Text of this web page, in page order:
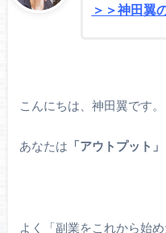
＞＞神田翼
こんにちは、神田翼です。
あなたは 「アウトプット」
よく「副業をこれから始め